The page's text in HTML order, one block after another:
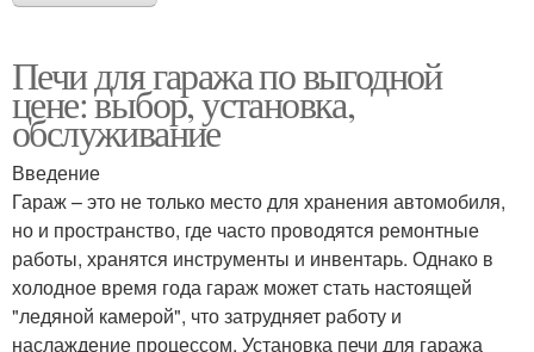
Печи для гаража по выгодной
цене: выбор, установка,
обслуживание
Введение
Гараж – это не только место для хранения автомобиля,
но и пространство, где часто проводятся ремонтные
работы, хранятся инструменты и инвентарь. Однако в
холодное время года гараж может стать настоящей
"ледяной камерой", что затрудняет работу и
наслаждение процессом. Установка печи для гаража